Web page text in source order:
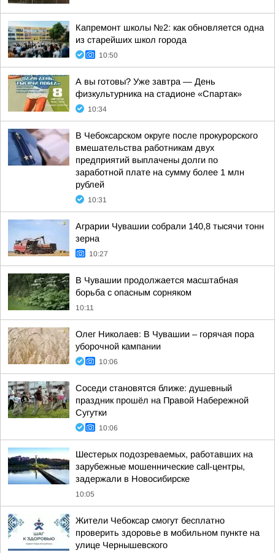
Капремонт школы №2: как обновляется одна
из старейших школ города
10:50
А вы готовы? Уже завтра — День
физкультурника на стадионе «Спартак»
10:34
В Чебоксарском округе после прокурорского
вмешательства работникам двух
предприятий выплачены долги по
заработной плате на сумму более 1 млн
рублей
10:31
Аграрии Чувашии собрали 140,8 тысячи тонн
зерна
10:27
В Чувашии продолжается масштабная
борьба с опасным сорняком
10:11
Олег Николаев: В Чувашии – горячая пора
уборочной кампании
10:06
Соседи становятся ближе: душевный
праздник прошёл на Правой Набережной
Сугутки
10:06
Шестерых подозреваемых, работавших на
зарубежные мошеннические call-центры,
задержали в Новосибирске
10:05
Жители Чебоксар смогут бесплатно
проверить здоровье в мобильном пункте на
улице Чернышевского